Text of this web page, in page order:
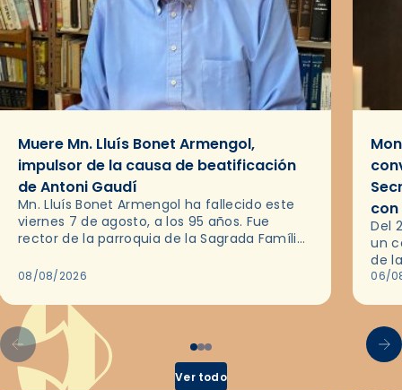
Muere Mn. Lluís Bonet Armengol,
impulsor de la causa de beatificación
de Antoni Gaudí
Mn. Lluís Bonet Armengol ha fallecido este
viernes 7 de agosto, a los 95 años. Fue
rector de la parroquia de la Sagrada Família
08/08/2026
Del
un
de
en
06/
Ver todo